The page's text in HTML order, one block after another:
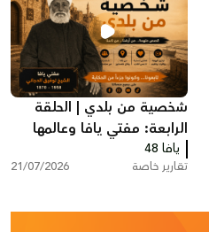
شخصية من بلدي | الحلقة
الرابعة: مفتي يافا وعالمها
الشيخ توفيق عبد الله
الدجاني
يافا 48
تقارير خاصة 21/07/2026